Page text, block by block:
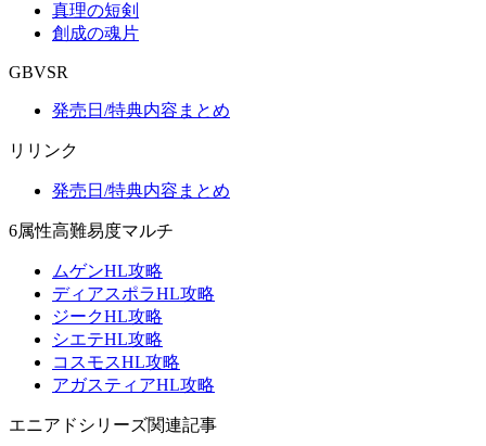
真理の短剣
創成の魂片
GBVSR
発売日/特典内容まとめ
リリンク
発売日/特典内容まとめ
6属性高難易度マルチ
ムゲンHL攻略
ディアスポラHL攻略
ジークHL攻略
シエテHL攻略
コスモスHL攻略
アガスティアHL攻略
エニアドシリーズ関連記事